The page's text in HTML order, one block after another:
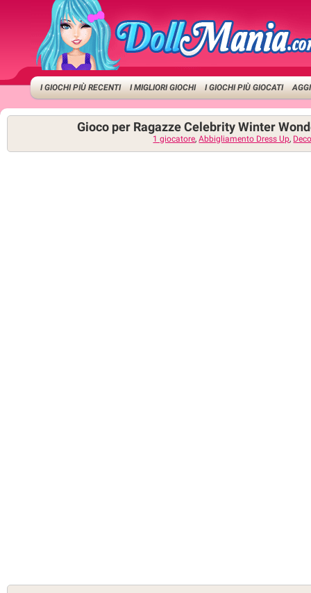
I GIOCHI PIÙ RECENTI I MIGLIORI GIOCHI I GIOCHI PIÙ GIOCATI
Gioco per Ragazze Celebrity Winter
1 giocatore,Abbigliamento Dress Up,